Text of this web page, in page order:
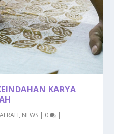
KARYA
, NEWS | 0 |